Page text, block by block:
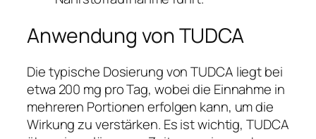
Anwendung von TUDCA
Die typische Dosierung von TUDCA liegt bei
etwa 200 mg pro Tag, wobei die Einnahme in
mehreren Portionen erfolgen kann, um die
Wirkung zu verstärken. Es ist wichtig, TUDCA